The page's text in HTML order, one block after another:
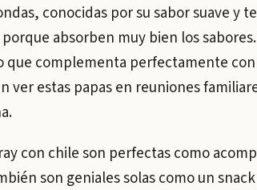
conocidas por su sabor suave y
absorben muy bien los
que complementa perfectamente con
ver estas papas en reuniones
con chile son perfectas como
son geniales solas como un